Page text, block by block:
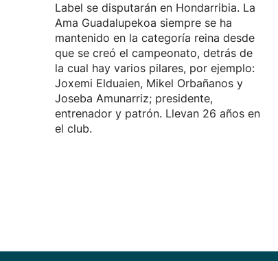
Label se disputarán en Hondarribia. La
Ama Guadalupekoa siempre se ha
mantenido en la categoría reina desde
que se creó el campeonato, detrás de
la cual hay varios pilares, por ejemplo:
Joxemi Elduaien, Mikel Orbañanos y
Joseba Amunarriz; presidente,
entrenador y patrón. Llevan 26 años en
el club.